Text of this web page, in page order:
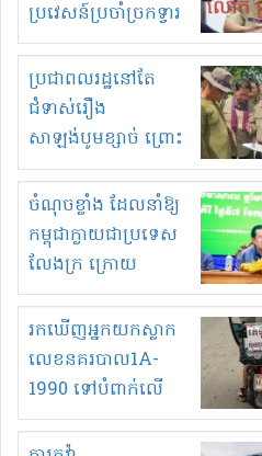
ប្រវេសន៍ប្រចាំច្រកទ្វារ
ព្រំដែនភ្នំឌិន និងឈ្មួញ
មួយចំនួនទៀត
កំពង់តែគុបគិតគ្នា
ធ្វើសកម្មភាពរកស៊ីនិង
ស្តុកទំនិញគេចពន្ធ?
ប្រជាពលរដ្ឋនៅតែ
ជំទាស់រឿង
សាឡង់បូមខ្សាច់ ព្រោះ
ខ្លាចបាក់ច្រាំងទៀត!
ចំណុចខ្លាំង ដែលនាំឱ្យ
កម្ពុជាក្លាយជាប្រទេស
លែងក្រ ក្រោយ
ឆ្នាំ២០៣០
រកឃើញអ្នកយកស្លាក
លេខនគរបាល1A-
1990 ទៅបំពាក់លើ
ម៉ូតូរបស់ខ្លួន ដាកផ្លាក
រត់ឌុបហើយ